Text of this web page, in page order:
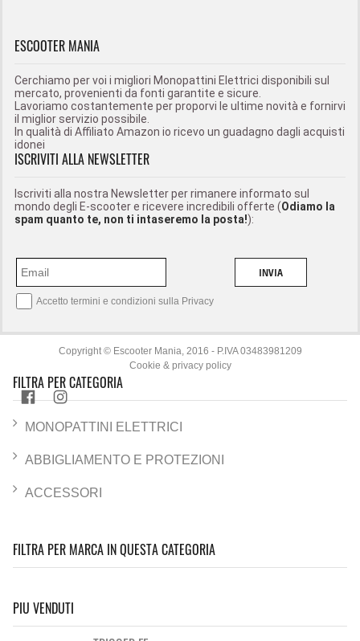
FILTRA PER CATEGORIA
MONOPATTINI ELETTRICI
ABBIGLIAMENTO E PROTEZIONI
ACCESSORI
FILTRA PER MARCA IN QUESTA CATEGORIA
PIU VENDUTI
ESCOOTER MANIA
Cerchiamo per voi i migliori Monopattini Elettrici disponibili sul
mercato, provenienti da fonti garantite e sicure.
Lavoriamo costantemente per proporvi le ultime novità e fornirvi
il miglior servizio possibile.
In qualità di Affiliato Amazon io ricevo un guadagno dagli acquisti
idonei
ISCRIVITI ALLA NEWSLETTER
Iscriviti alla nostra Newsletter per rimanere informato sul
mondo degli E-scooter e ricevere incredibili offerte (Odiamo la
spam quanto te, non ti intaseremo la posta!):
INVIA
Accetto termini e condizioni sulla Privacy
Copyright © Escooter Mania, 2016 - P.IVA 03483981209
Cookie & privacy policy